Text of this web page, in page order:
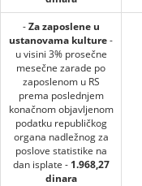
-Za zaposlene u
ustanovama kulture-
u visini 3% prosečne
mesečne zarade po
zaposlenom u RS
prema poslednjem
konačnom objavljenom
podatku republičkog
organa nadležnog za
poslove statistike na
dan isplate - 1.968,27
dinara